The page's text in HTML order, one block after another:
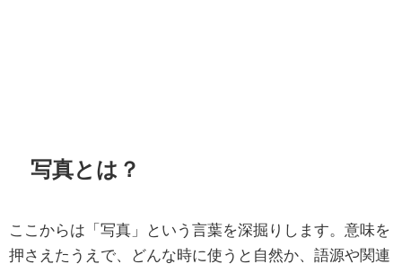
写真とは？
ここからは「写真」という言葉を深掘りします。意味を
押さえたうえで、どんな時に使うと自然か、語源や関連